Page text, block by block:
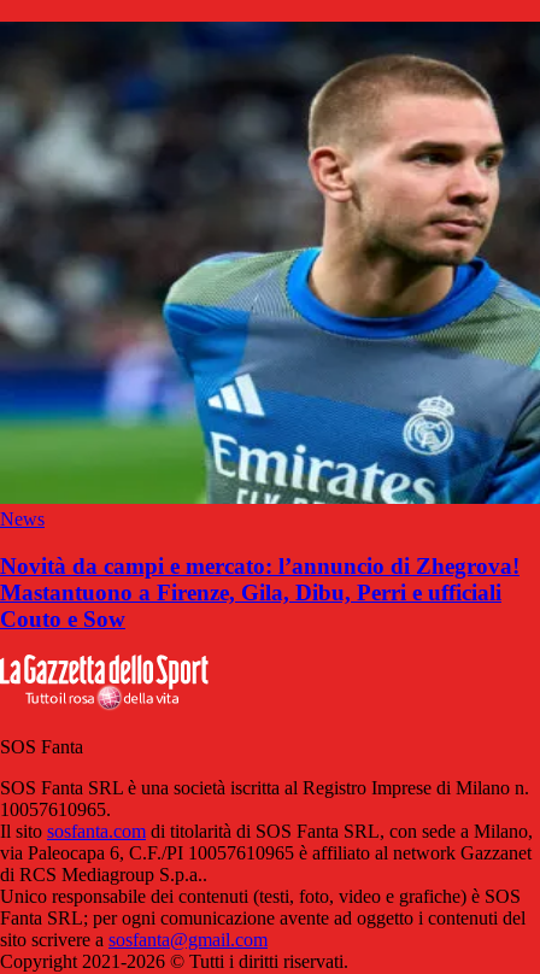
News
Novità da campi e mercato: l’annuncio di Zhegrova!
Mastantuono a Firenze, Gila, Dibu, Perri e ufficiali
Couto e Sow
SOS Fanta
SOS Fanta SRL è una società iscritta al Registro Imprese di Milano n.
10057610965.
Il sito sosfanta.com di titolarità di SOS Fanta SRL, con sede a Milano,
via Paleocapa 6, C.F./PI 10057610965 è affiliato al network Gazzanet
di RCS Mediagroup S.p.a..
Unico responsabile dei contenuti (testi, foto, video e grafiche) è SOS
Fanta SRL; per ogni comunicazione avente ad oggetto i contenuti del
sito scrivere a sosfanta@gmail.com
Copyright 2021-2026 © Tutti i diritti riservati.